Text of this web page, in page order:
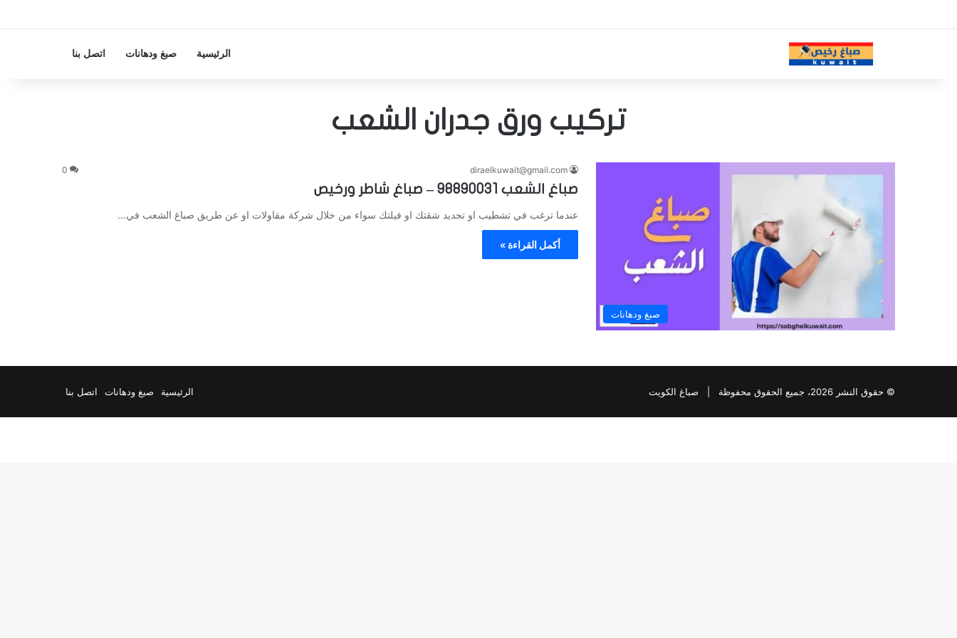
الرئيسية صبغ ودهانات اتصل بنا
تركيب ورق جدران الشعب
صبغ ودهانات
diraelkuwait@gmail.com
0
صباغ الشعب 98890031 – صباغ شاطر ورخيص
عندما ترغب في تشطيب او تجديد شقتك او فيلتك سواء من خلال شركة مقاولات او عن طريق صباغ الشعب في…
أكمل القراءة »
© حقوق النشر 2026، جميع الحقوق محفوظة | صباغ الكويت الرئيسية صبغ ودهانات اتصل بنا